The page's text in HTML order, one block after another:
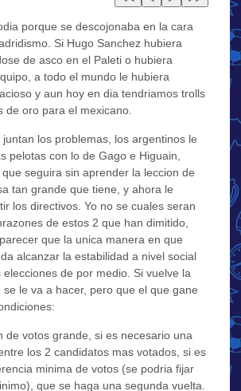
porque se descojonaba en la cara
Si Hugo Sanchez hubiera
de asco en el Paleti o hubiera
a todo el mundo le hubiera
y aun hoy en dia tendriamos trolls
de oro para el mexicano.
los problemas, los argentinos le
pelotas con lo de Gago e Higuain,
seguira sin aprender la leccion de
tan grande que tiene, y ahora le
los directivos. Yo no se cuales seran
de estos 2 que han dimitido,
que la unica manera en que
alcanzar la estabilidad a nivel social
de por medio. Si vuelve la
le va a hacer, pero que el que gane
de votos grande, si es necesario una
los 2 candidatos mas votados, si es
minima de votos (se podria fijar
que se haga una segunda vuelta.